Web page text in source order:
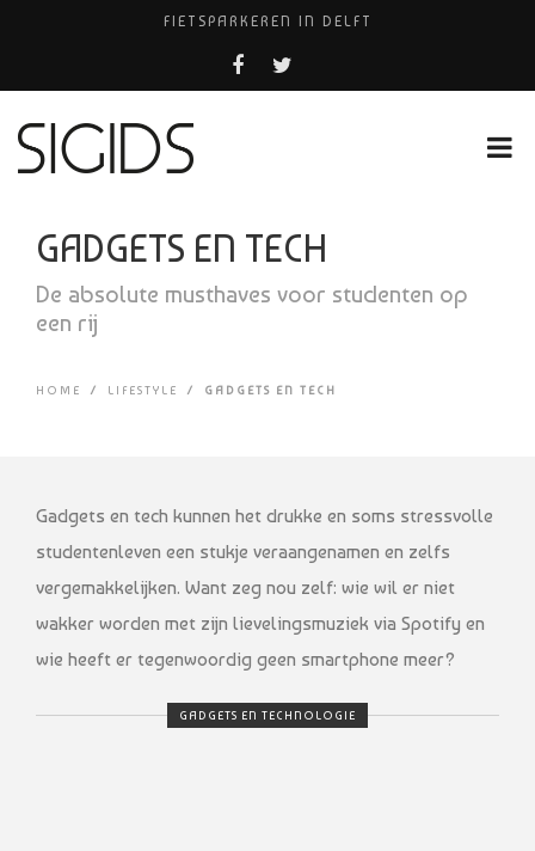
FIETSPARKEREN IN DELFT
PIZZERIA POMPEÏ ￼
COCKTAILS ON THE SPOT!
GADGETS EN TECH
De absolute musthaves voor studenten op
een rij
HOME / LIFESTYLE / GADGETS EN TECH
Gadgets en tech kunnen het drukke en soms stressvolle
studentenleven een stukje veraangenamen en zelfs
vergemakkelijken. Want zeg nou zelf: wie wil er niet
wakker worden met zijn lievelingsmuziek via Spotify en
wie heeft er tegenwoordig geen smartphone meer?
GADGETS EN TECHNOLOGIE